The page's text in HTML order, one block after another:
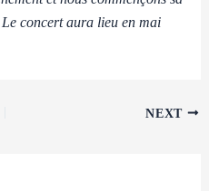
concert aura lieu en mai
NEXT